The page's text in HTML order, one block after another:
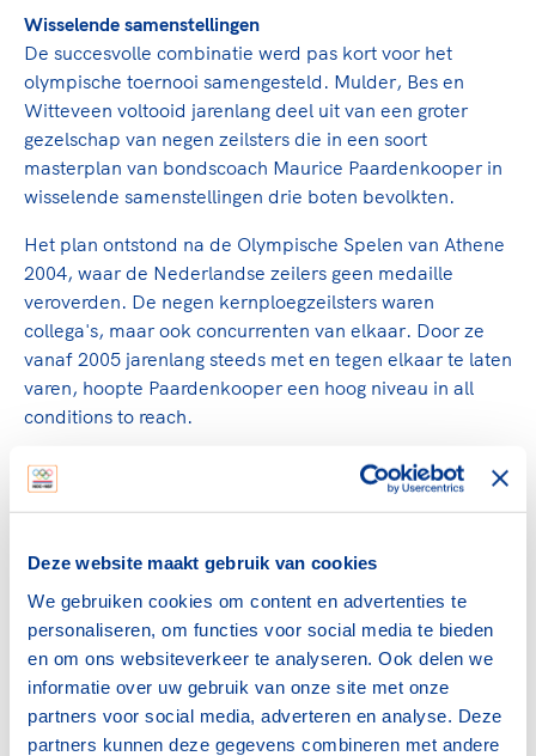
Deze website maakt gebruik van cookies
We gebruiken cookies om content en advertenties te
personaliseren, om functies voor social media te bieden
en om ons websiteverkeer te analyseren. Ook delen we
informatie over uw gebruik van onze site met onze
partners voor social media, adverteren en analyse. Deze
partners kunnen deze gegevens combineren met andere
Groot en het Nederlands Elftal. Of met trots te
genieten van de karatewedstrijd van je dochter,
de halve marathon van je moeder of de
hockeywedstrijd van je buurjongen.
Lees verder
Samen voor een veilige
sportomgeving
Voor welk gedrag staat de club? Wat mag wel
langs de lijn, in de kleedkamer, kantine en online?
En wat mag vooral niet? Een gedragscode geeft
hier richting aan en is dus een belangrijk
ongewenst gedrag.
Lees verder
ontwikkelprogramma voor de volgende functies
binnen TeamNL programma's: experts, coaches,
bestuurders, (technisch) directeuren, managers en
toekomstig kader.
Lees verder
Wisselende samenstellingen
De succesvolle combinatie werd pas kort voor het
olympische toernooi samengesteld. Mulder, Bes en
Witteveen voltooid jarenlang deel uit van een groter
gezelschap van negen zeilsters die in een soort
masterplan van bondscoach Maurice Paardenkooper in
wisselende samenstellingen drie boten bevolkten.
Het plan ontstond na de Olympische Spelen van Athene
2004, waar de Nederlandse zeilers geen medaille
veroverden. De negen kernploegzeilsters waren
collega's, maar ook concurrenten van elkaar. Door ze
vanaf 2005 jarenlang steeds met en tegen elkaar te laten
varen, hoopte Paardenkooper een hoog niveau in all
conditions to reach.
Zes van hen ontstaan ​​echter afvallen. Pas begin juli van
2008 werden stuurvrouw Mulder, Bes (middenpositie) en
gewaagde keuze van Paardenkooper, omdat deze drie
zeilsters nog geen kleine grote wedstrijden hadden
gevaren. Het trio beschouwde het vertrouwen van de
coach geenszins en deed in Qingdao vanaf het begin
mee om de prijzen. Het zilver was daarmee voor
Paardenkooper ook een persoonlijke bekroning van vier
jaar arbeid.